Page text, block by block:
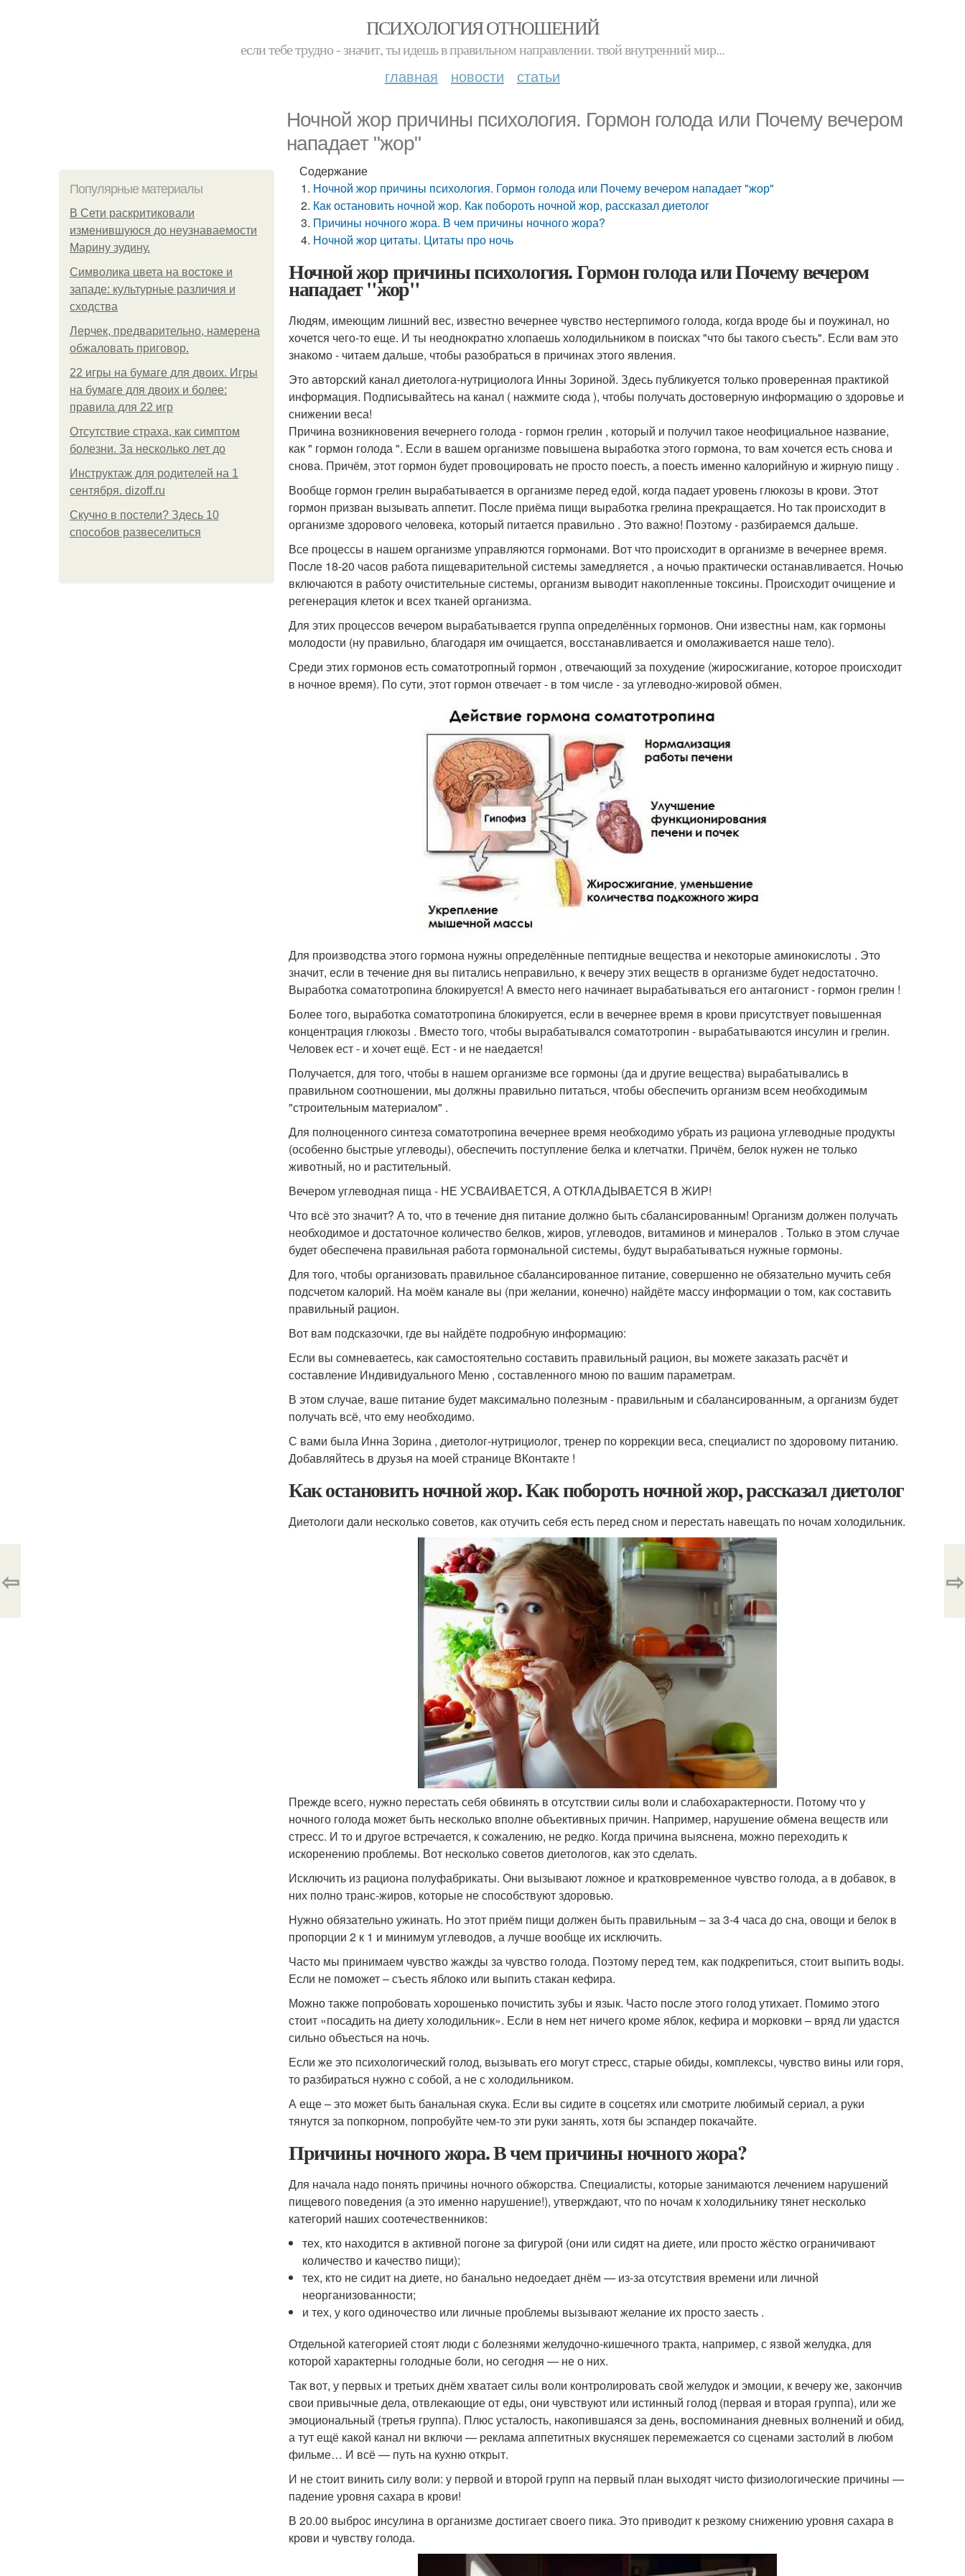
ПСИХОЛОГИЯ ОТНОШЕНИЙ
если тебе трудно - значит, ты идешь в правильном направлении. твой внутренний мир...
главная новости статьи
Ночной жор причины психология. Гормон голода или Почему вечером
нападает "жор"
Популярные материалы
В Сети раскритиковали
изменившуюся до неузнаваемости
Марину зудину.
Символика цвета на востоке и
западе: культурные различия и
сходства
Лерчек, предварительно, намерена
обжаловать приговор.
22 игры на бумаге для двоих. Игры
на бумаге для двоих и более:
правила для 22 игр
Отсутствие страха, как симптом
болезни. За несколько лет до
Инструктаж для родителей на 1
сентября. dizoff.ru
Скучно в постели? Здесь 10
способов развеселиться
Содержание
Ночной жор причины психология. Гормон голода или Почему вечером нападает "жор"
Как остановить ночной жор. Как побороть ночной жор, рассказал диетолог
Причины ночного жора. В чем причины ночного жора?
Ночной жор цитаты. Цитаты про ночь
Ночной жор причины психология. Гормон голода или Почему вечером
нападает "жор"
Людям, имеющим лишний вес, известно вечернее чувство нестерпимого голода, когда вроде бы и поужинал, но
хочется чего-то еще. И ты неоднократно хлопаешь холодильником в поисках "что бы такого съесть". Если вам это
знакомо - читаем дальше, чтобы разобраться в причинах этого явления.
Это авторский канал диетолога-нутрициолога Инны Зориной. Здесь публикуется только проверенная практикой
информация. Подписывайтесь на канал ( нажмите сюда ), чтобы получать достоверную информацию о здоровье и
снижении веса!
Причина возникновения вечернего голода - гормон грелин , который и получил такое неофициальное название,
как " гормон голода ". Если в вашем организме повышена выработка этого гормона, то вам хочется есть снова и
снова. Причём, этот гормон будет провоцировать не просто поесть, а поесть именно калорийную и жирную пищу .
Вообще гормон грелин вырабатывается в организме перед едой, когда падает уровень глюкозы в крови. Этот
гормон призван вызывать аппетит. После приёма пищи выработка грелина прекращается. Но так происходит в
организме здорового человека, который питается правильно . Это важно! Поэтому - разбираемся дальше.
Все процессы в нашем организме управляются гормонами. Вот что происходит в организме в вечернее время.
После 18-20 часов работа пищеварительной системы замедляется , а ночью практически останавливается. Ночью
включаются в работу очистительные системы, организм выводит накопленные токсины. Происходит очищение и
регенерация клеток и всех тканей организма.
Для этих процессов вечером вырабатывается группа определённых гормонов. Они известны нам, как гормоны
молодости (ну правильно, благодаря им очищается, восстанавливается и омолаживается наше тело).
Среди этих гормонов есть соматотропный гормон , отвечающий за похудение (жиросжигание, которое происходит
в ночное время). По сути, этот гормон отвечает - в том числе - за углеводно-жировой обмен.
Для производства этого гормона нужны определённые пептидные вещества и некоторые аминокислоты . Это
значит, если в течение дня вы питались неправильно, к вечеру этих веществ в организме будет недостаточно.
Выработка соматотропина блокируется! А вместо него начинает вырабатываться его антагонист - гормон грелин !
Более того, выработка соматотропина блокируется, если в вечернее время в крови присутствует повышенная
концентрация глюкозы . Вместо того, чтобы вырабатывался соматотропин - вырабатываются инсулин и грелин.
Человек ест - и хочет ещё. Ест - и не наедается!
Получается, для того, чтобы в нашем организме все гормоны (да и другие вещества) вырабатывались в
правильном соотношении, мы должны правильно питаться, чтобы обеспечить организм всем необходимым
"строительным материалом" .
Для полноценного синтеза соматотропина вечернее время необходимо убрать из рациона углеводные продукты
(особенно быстрые углеводы), обеспечить поступление белка и клетчатки. Причём, белок нужен не только
животный, но и растительный.
Вечером углеводная пища - НЕ УСВАИВАЕТСЯ, А ОТКЛАДЫВАЕТСЯ В ЖИР!
Что всё это значит? А то, что в течение дня питание должно быть сбалансированным! Организм должен получать
необходимое и достаточное количество белков, жиров, углеводов, витаминов и минералов . Только в этом случае
будет обеспечена правильная работа гормональной системы, будут вырабатываться нужные гормоны.
Для того, чтобы организовать правильное сбалансированное питание, совершенно не обязательно мучить себя
подсчетом калорий. На моём канале вы (при желании, конечно) найдёте массу информации о том, как составить
правильный рацион.
Вот вам подсказочки, где вы найдёте подробную информацию:
Если вы сомневаетесь, как самостоятельно составить правильный рацион, вы можете заказать расчёт и
составление Индивидуального Меню , составленного мною по вашим параметрам.
В этом случае, ваше питание будет максимально полезным - правильным и сбалансированным, а организм будет
получать всё, что ему необходимо.
С вами была Инна Зорина , диетолог-нутрициолог, тренер по коррекции веса, специалист по здоровому питанию.
Добавляйтесь в друзья на моей странице ВКонтакте !
Как остановить ночной жор. Как побороть ночной жор, рассказал диетолог
Диетологи дали несколько советов, как отучить себя есть перед сном и перестать навещать по ночам холодильник.
Прежде всего, нужно перестать себя обвинять в отсутствии силы воли и слабохарактерности. Потому что у
ночного голода может быть несколько вполне объективных причин. Например, нарушение обмена веществ или
стресс. И то и другое встречается, к сожалению, не редко. Когда причина выяснена, можно переходить к
искоренению проблемы. Вот несколько советов диетологов, как это сделать.
Исключить из рациона полуфабрикаты. Они вызывают ложное и кратковременное чувство голода, а в добавок, в
них полно транс-жиров, которые не способствуют здоровью.
Нужно обязательно ужинать. Но этот приём пищи должен быть правильным – за 3-4 часа до сна, овощи и белок в
пропорции 2 к 1 и минимум углеводов, а лучше вообще их исключить.
Часто мы принимаем чувство жажды за чувство голода. Поэтому перед тем, как подкрепиться, стоит выпить воды.
Если не поможет – съесть яблоко или выпить стакан кефира.
Можно также попробовать хорошенько почистить зубы и язык. Часто после этого голод утихает. Помимо этого
стоит «посадить на диету холодильник». Если в нем нет ничего кроме яблок, кефира и морковки – вряд ли удастся
сильно объесться на ночь.
Если же это психологический голод, вызывать его могут стресс, старые обиды, комплексы, чувство вины или горя,
то разбираться нужно с собой, а не с холодильником.
А еще – это может быть банальная скука. Если вы сидите в соцсетях или смотрите любимый сериал, а руки
тянутся за попкорном, попробуйте чем-то эти руки занять, хотя бы эспандер покачайте.
Причины ночного жора. В чем причины ночного жора?
Для начала надо понять причины ночного обжорства. Специалисты, которые занимаются лечением нарушений
пищевого поведения (а это именно нарушение!), утверждают, что по ночам к холодильнику тянет несколько
категорий наших соотечественников:
тех, кто находится в активной погоне за фигурой (они или сидят на диете, или просто жёстко ограничивают
количество и качество пищи);
тех, кто не сидит на диете, но банально недоедает днём — из-за отсутствия времени или личной
неорганизованности;
и тех, у кого одиночество или личные проблемы вызывают желание их просто заесть .
Отдельной категорией стоят люди с болезнями желудочно-кишечного тракта, например, с язвой желудка, для
которой характерны голодные боли, но сегодня — не о них.
Так вот, у первых и третьих днём хватает силы воли контролировать свой желудок и эмоции, к вечеру же, закончив
свои привычные дела, отвлекающие от еды, они чувствуют или истинный голод (первая и вторая группа), или же
эмоциональный (третья группа). Плюс усталость, накопившаяся за день, воспоминания дневных волнений и обид,
а тут ещё какой канал ни включи — реклама аппетитных вкусняшек перемежается со сценами застолий в любом
фильме… И всё — путь на кухню открыт.
И не стоит винить силу воли: у первой и второй групп на первый план выходят чисто физиологические причины —
падение уровня сахара в крови!
В 20.00 выброс инсулина в организме достигает своего пика. Это приводит к резкому снижению уровня сахара в
крови и чувству голода.
⇦ ⇨